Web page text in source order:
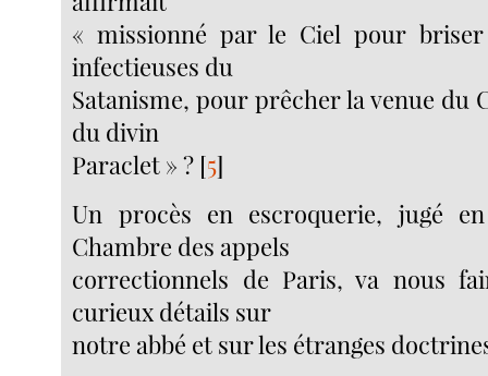
« missionné par le Ciel pour briser
infectieuses du
Satanisme, pour prêcher la venue du
du divin
Paraclet » ? [5]
Un procès en escroquerie, jugé
Chambre des appels
correctionnels de Paris, va nous
curieux détails sur
notre abbé et sur les étranges